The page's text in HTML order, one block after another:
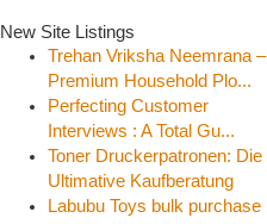
New Site Listings
Trehan Vriksha Neemrana –
Premium Household Plo...
Perfecting Customer
Interviews : A Total Gu...
Toner Druckerpatronen: Die
Ultimative Kaufberatung
Labubu Toys bulk purchase